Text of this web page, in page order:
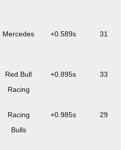
Mercedes +0.589s 31
Red Bull
Racing
+0.895s 33
Racing
Bulls
+0.985s 29